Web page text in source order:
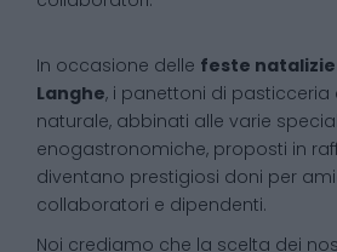
In occasione delle feste natalizie
Langhe, i panettoni di pasticceria
naturale, abbinati alle varie
enogastronomiche, proposti in
diventano prestigiosi doni per
collaboratori e dipendenti.
Noi crediamo che la scelta dei